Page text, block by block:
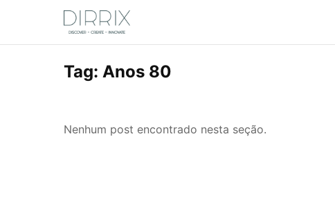
Tag: Anos 80
Nenhum post encontrado nesta seção.